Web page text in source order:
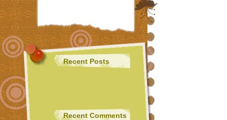
Recent Posts
Recent Comments